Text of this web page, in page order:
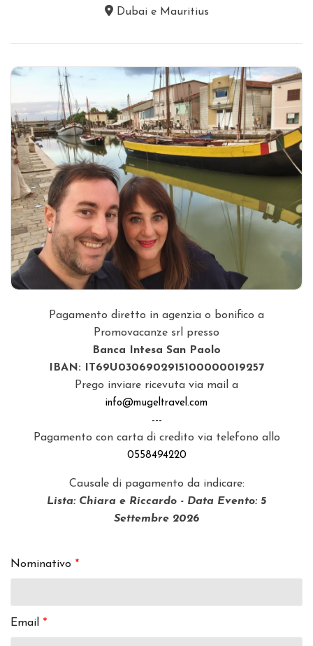
Dubai e Mauritius
Pagamento diretto in agenzia o bonifico a
Promovacanze srl presso
Banca Intesa San Paolo
IBAN: IT69U0306902915100000019257
Prego inviare ricevuta via mail a
info@mugeltravel.com
---
Pagamento con carta di credito via telefono allo
0558494220
Causale di pagamento da indicare:
Lista: Chiara e Riccardo - Data Evento: 5
Settembre 2026
Nominativo *
Email *